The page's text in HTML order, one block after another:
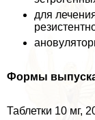
для
Формы
Таблетки 10 мг,